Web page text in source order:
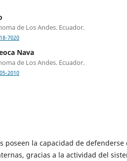
de Los Andes. Ecuador.
7020
Nava
de Los Andes. Ecuador.
2010
poseen la capacidad de defenderse
gracias a la actividad del